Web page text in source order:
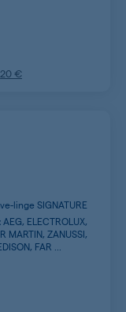
€
linge SIGNATURE
AEG, ELECTROLUX,
MARTIN, ZANUSSI,
FAR ...